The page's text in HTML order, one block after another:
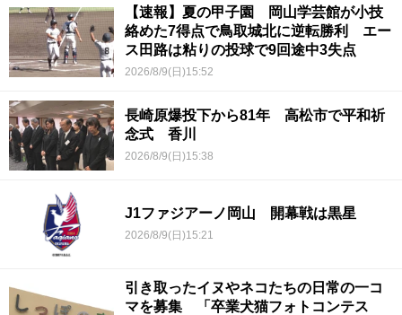
【速報】夏の甲子園 岡山学芸館が小技
絡めた7得点で鳥取城北に逆転勝利 エー
ス田路は粘りの投球で9回途中3失点
2026/8/9(日)15:52
長崎原爆投下から81年 高松市で平和祈
念式 香川
2026/8/9(日)15:38
J1ファジアーノ岡山 開幕戦は黒星
2026/8/9(日)15:21
引き取ったイヌやネコたちの日常の一コ
マを募集 「卒業犬猫フォトコンテス